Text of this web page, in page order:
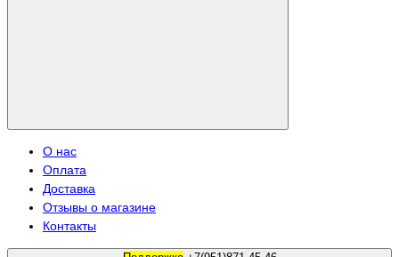
О нас
Оплата
Доставка
Отзывы о магазине
Контакты